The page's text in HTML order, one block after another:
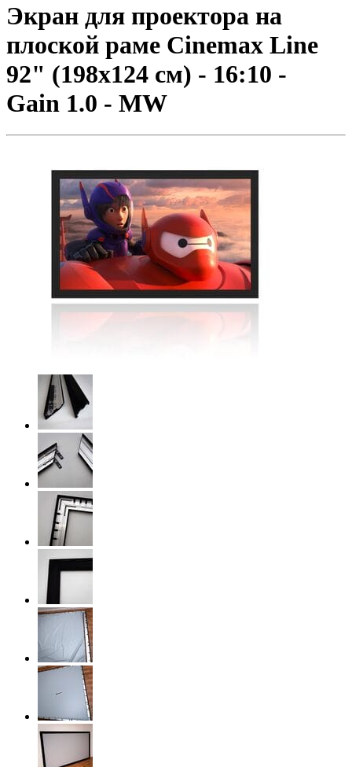
Экран для проектора на
плоской раме Cinemax Line
92" (198x124 см) - 16:10 -
Gain 1.0 - MW